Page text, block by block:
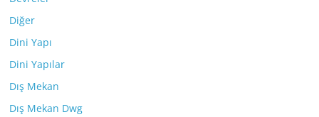
Diğer
Dini Yapı
Dini Yapılar
Dış Mekan
Dış Mekan Dwg